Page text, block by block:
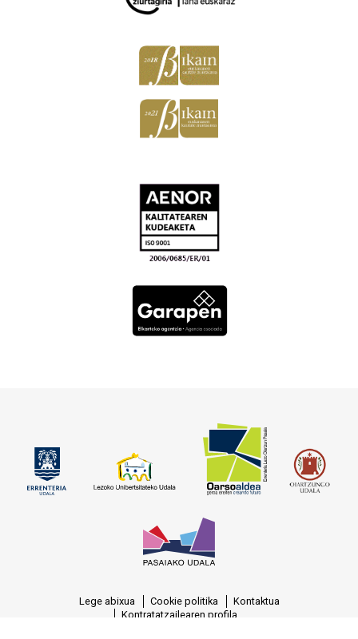
Lege abixua Cookie politika
Kontaktua
Kontratatzailearen profila